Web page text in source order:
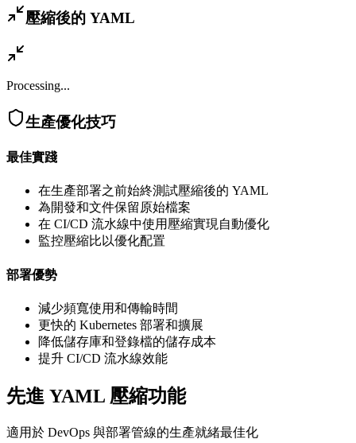
壓縮後的 YAML
Processing...
生產優化技巧
最佳實踐
在生產部署之前始終測試壓縮後的 YAML
為開發和文件保留原始檔案
在 CI/CD 流水線中使用壓縮實現自動優化
監控壓縮比以優化配置
部署優勢
減少頻寬使用和傳輸時間
更快的 Kubernetes 部署和擴展
降低儲存庫和登錄檔的儲存成本
提升 CI/CD 流水線效能
先進 YAML 壓縮功能
適用於 DevOps 與部署管線的生產就緒最佳化